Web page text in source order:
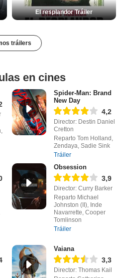
El resplandor Tráiler
tráilers
en cines
Spider-Man: Brand
New Day
4,2
Director: Destin Daniel
Cretton
Reparto Tom Holland,
Zendaya, Sadie Sink
Tráiler
Obsession
3,9
Director: Curry Barker
Reparto Michael
Johnston (II), Inde
Navarrette, Cooper
Tomlinson
Tráiler
Vaiana
3,3
Director: Thomas Kail